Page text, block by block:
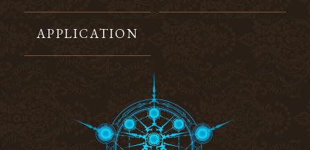
APPLICATION